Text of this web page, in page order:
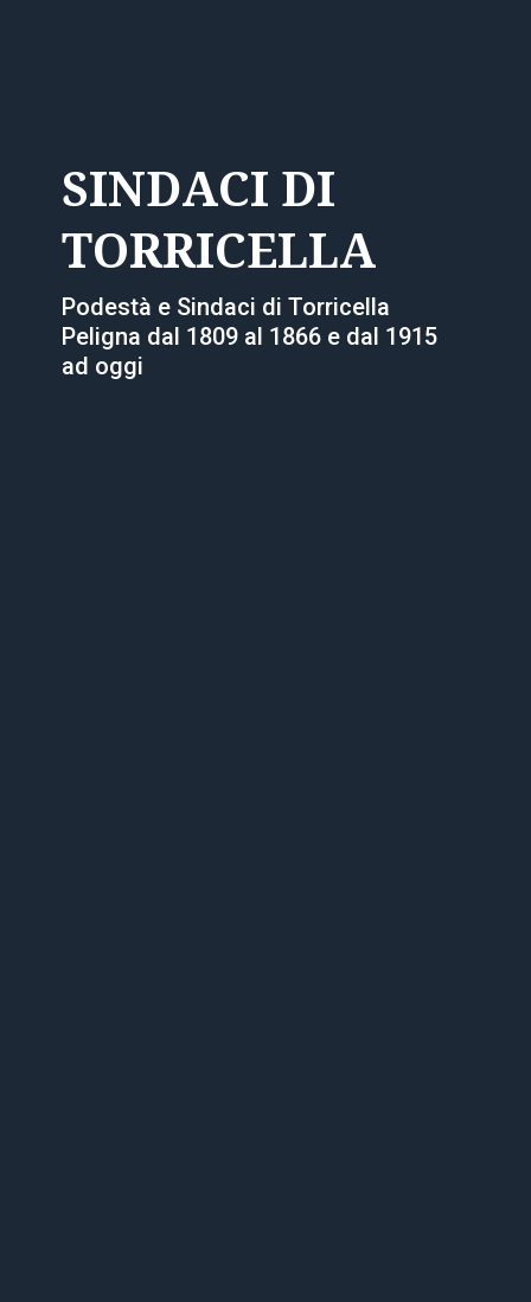
SINDACI DI
TORRICELLA
Podestà e Sindaci di Torricella
Peligna dal 1809 al 1866 e dal 1915
ad oggi